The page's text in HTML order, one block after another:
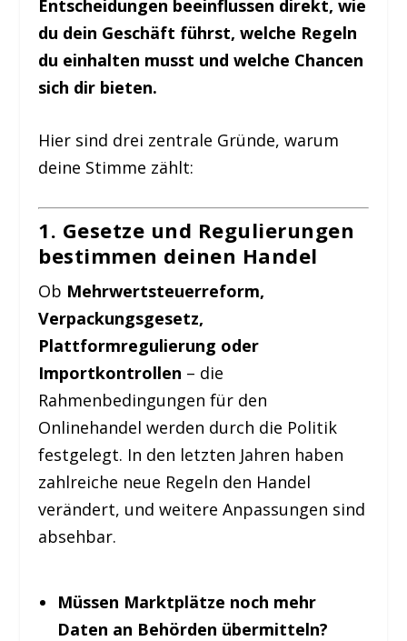
Entscheidungen beeinflussen direkt, wie
du dein Geschäft führst, welche Regeln
du einhalten musst und welche Chancen
sich dir bieten.
Hier sind drei zentrale Gründe, warum
deine Stimme zählt:
1. Gesetze und Regulierungen
bestimmen deinen Handel
Ob Mehrwertsteuerreform,
Verpackungsgesetz,
Plattformregulierung oder
Importkontrollen – die
Rahmenbedingungen für den
Onlinehandel werden durch die Politik
festgelegt. In den letzten Jahren haben
zahlreiche neue Regeln den Handel
verändert, und weitere Anpassungen sind
absehbar.
Müssen Marktplätze noch mehr
Daten an Behörden übermitteln?